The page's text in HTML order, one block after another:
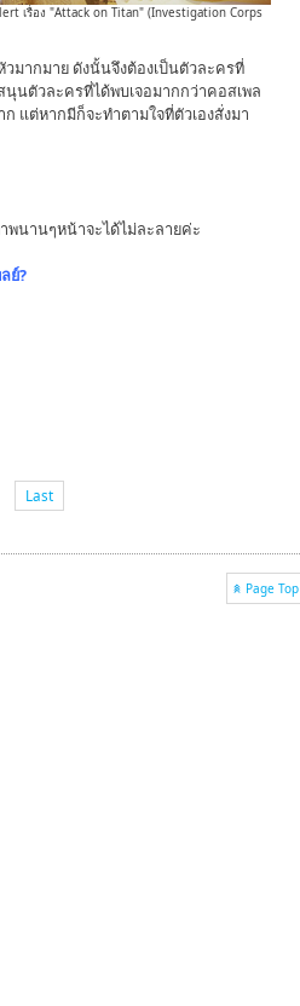
เรื่อง "Attack on Titan" (Investigation Corps
มากมาย ดังนั้นจึงต้องเป็นตัวละครที่
นตัวละครที่ได้พบเจอมากกว่าคอสเพล
แต่หากมีก็จะทำตามใจที่ตัวเองสั่งมา
พนานๆหน้าจะได้ไม่ละลายค่ะ
ย์?
Last
Page Top